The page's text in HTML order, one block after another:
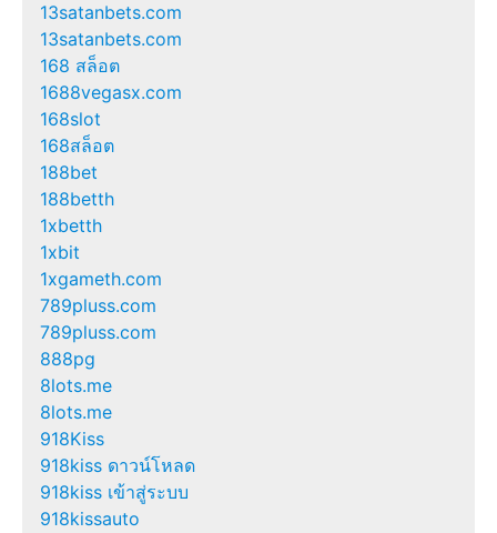
13satanbets.com
13satanbets.com
168 สล็อต
1688vegasx.com
168slot
168สล็อต
188bet
188betth
1xbetth
1xbit
1xgameth.com
789pluss.com
789pluss.com
888pg
8lots.me
8lots.me
918Kiss
918kiss ดาวน์โหลด
918kiss เข้าสู่ระบบ
918kissauto